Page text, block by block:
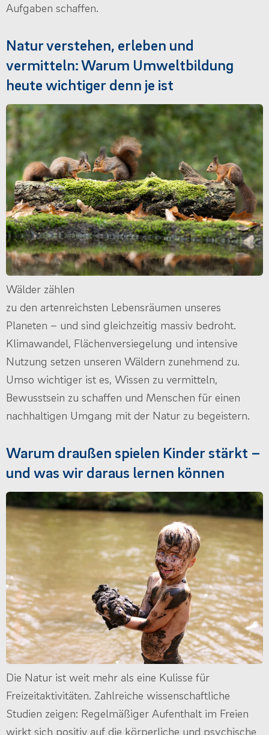
Aufgaben schaffen.
Natur verstehen, erleben und
vermitteln: Warum Umweltbildung
heute wichtiger denn je ist
Wälder zählen
zu den artenreichsten Lebensräumen unseres
Planeten – und sind gleichzeitig massiv bedroht.
Klimawandel, Flächenversiegelung und intensive
Nutzung setzen unseren Wäldern zunehmend zu.
Umso wichtiger ist es, Wissen zu vermitteln,
Bewusstsein zu schaffen und Menschen für einen
nachhaltigen Umgang mit der Natur zu begeistern.
Warum draußen spielen Kinder stärkt –
und was wir daraus lernen können
Die Natur ist weit mehr als eine Kulisse für
Freizeitaktivitäten. Zahlreiche wissenschaftliche
Studien zeigen: Regelmäßiger Aufenthalt im Freien
wirkt sich positiv auf die körperliche und psychische